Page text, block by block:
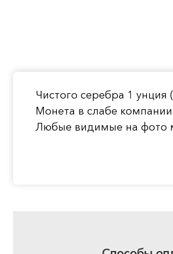
Чистого серебра 1 унция
Монета в слабе
Любые видимые на фото